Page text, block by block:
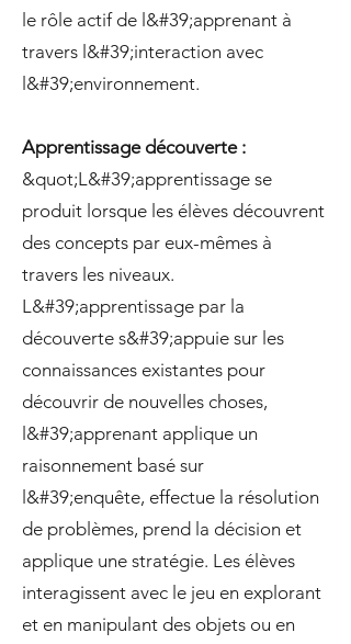
le rôle actif de l&#39;apprenant à
travers l&#39;interaction avec
l&#39;environnement.
Apprentissage découverte :
&quot;L&#39;apprentissage se
produit lorsque les élèves découvrent
des concepts par eux-mêmes à
travers les niveaux.
L&#39;apprentissage par la
découverte s&#39;appuie sur les
connaissances existantes pour
découvrir de nouvelles choses,
l&#39;apprenant applique un
raisonnement basé sur
l&#39;enquête, effectue la résolution
de problèmes, prend la décision et
applique une stratégie. Les élèves
interagissent avec le jeu en explorant
et en manipulant des objets ou en